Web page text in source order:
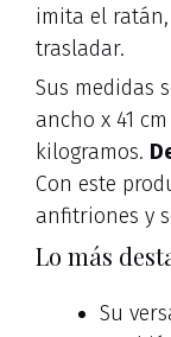
imita el
trasladar.
Sus medidas
ancho x 41
kilogramos.
Con este
anfitriones y
Lo más
Su